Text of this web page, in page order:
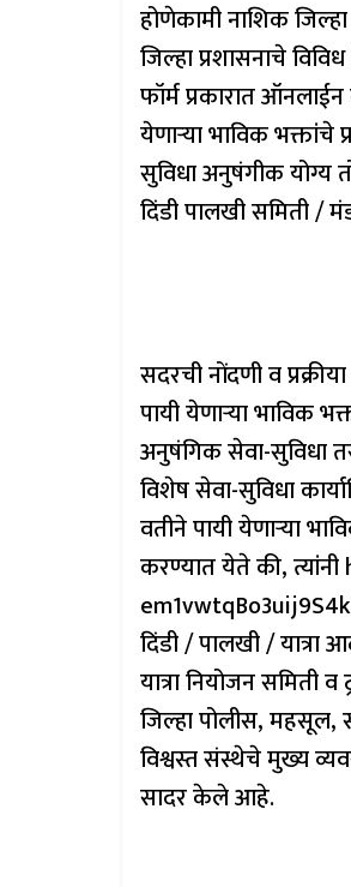
होणेकामी नाशिक जिल्हा
जिल्हा प्रशासनाचे
फॉर्म प्रकारात
येणाऱ्या भाविक भक्तांचे
सुविधा अनुषंगीक योग्य
दिंडी पालखी समिती
सदरची नोंदणी व
पायी येणाऱ्या भाविक
अनुषंगिक सेवा-सुविधा
विशेष सेवा-सुविधा
वतीने पायी येणाऱ्या
करण्यात येते की,
दिंडी / पालखी / यात्रा
यात्रा नियोजन समिती
जिल्हा पोलीस,
विश्वस्त संस्थेचे मुख्य
सादर केले आहे.